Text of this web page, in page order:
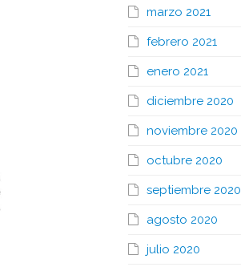
marzo 2021
febrero 2021
enero 2021
diciembre 2020
noviembre 2020
octubre 2020
septiembre 2020
agosto 2020
julio 2020